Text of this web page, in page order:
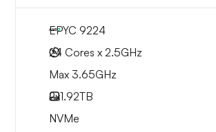
EPYC 9224
24 Cores x 2.5GHz
Max 3.65GHz
2x1.92TB
NVMe